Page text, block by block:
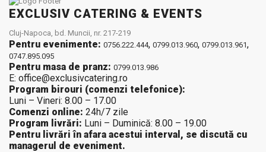
EXCLUSIV CATERING & EVENTS
Cluj-Napoca, bd. Muncii, nr. 217-219
Pentru evenimente: 0756.222.444, 0799.013.960, 0799.013.961,
0747.895.095
Pentru masa de pranz: 0799.013.986
E: office@exclusivcatering.ro
Program birouri (comenzi telefonice):
Luni – Vineri: 8.00 – 17.00
Comenzi online: 24h/7 zile
Program livrări: Luni – Duminică: 8.00 – 19.00
Pentru livrări în afara acestui interval, se discută cu
managerul de eveniment.